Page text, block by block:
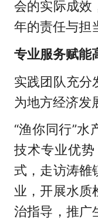
会的实际成效
年的责任与担
专业服务赋能
实践团队充分
为地方经济发
“渔你同行”
技术专业优势
式，走访涛雒
业，开展水质
治指导，推广